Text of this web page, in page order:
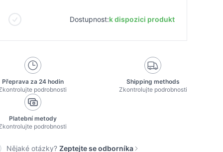
Dostupnost:k dispozici produkt
Přeprava za 24 hodin
podrobnosti
Shipping methods
Zkontrolujte podrobnosti
Platební metody
podrobnosti
Nějaké otázky? Zeptejte se odborníka